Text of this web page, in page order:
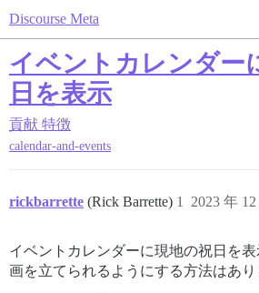
Discourse Meta
イベントカレンダー
日を表示
貢献 特徴
calendar-and-events
rickbarrette (Rick Barrette) 2023 年
1
イベントカレンダーに現地の祝日を
画を立てられるようにする方法はあり